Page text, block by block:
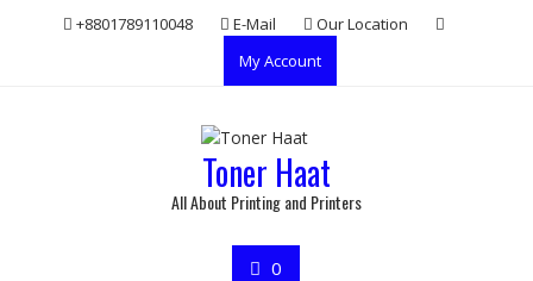
+8801789110048 E-Mail
Our Location
My Account
Toner Haat
All About Printing and Printers
0